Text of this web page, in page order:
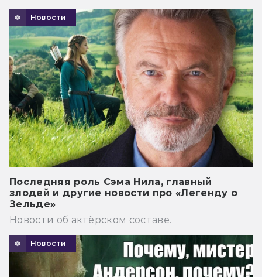
Новости
Последняя роль Сэма Нила, главный
злодей и другие новости про «Легенду о
Зельде»
Новости об актёрском составе.
Новости